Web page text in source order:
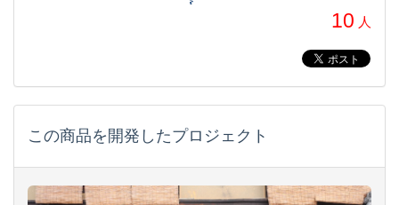
10 人
この商品を開発したプロジェクト